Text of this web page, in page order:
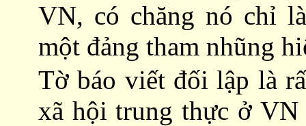
VN, có chăng nó chỉ
một đảng tham nhũng
Tờ báo viết đối lập là
xã hội trung thực ở VN